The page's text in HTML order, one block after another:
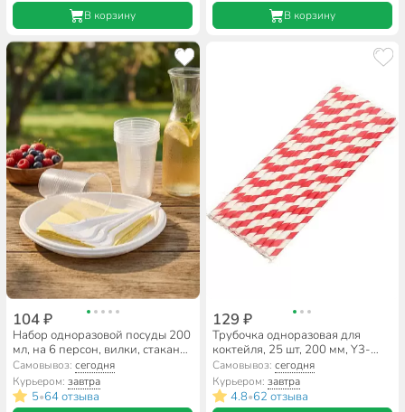
В корзину В корзину
104 ₽
Набор одноразовой посуды 200
мл, на 6 персон, вилки, стаканы
200 мл, тарелки, салфетки,
Юпласт, Пикник, ЮНАБ2031
Самовывоз:сегодня
Курьером:завтра
5•64 отзыва
129 ₽
Трубочка одноразовая для
коктейля, 25 шт, 200 мм, Y3-
607, в ассортименте
Самовывоз: сегодня
Курьером: завтра
4.8•62 отзыва